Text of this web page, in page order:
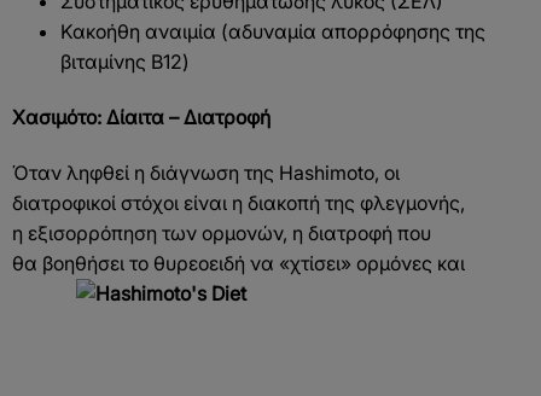
Κακοήθη αναιμία (αδυναμία απορρόφησης της
βιταμίνης B12)
Χασιμότο: Δίαιτα – Διατροφή
Όταν ληφθεί η διάγνωση της Hashimoto, οι
διατροφικοί στόχοι είναι η διακοπή της φλεγμονής,
η εξισορρόπηση των ορμονών, η διατροφή που
θα βοηθήσει το θυρεοειδή να «χτίσει» ορμόνες και